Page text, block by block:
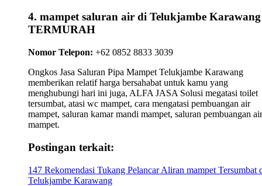
4. mampet saluran air di Telukjambe Karawang
TERMURAH
Nomor Telepon: +62 0852 8833 3039
Ongkos Jasa Saluran Pipa Mampet Telukjambe Karawang
memberikan relatif harga bersahabat untuk kamu yang
menghubungi hari ini juga, ALFA JASA Solusi megatasi toilet
tersumbat, atasi wc mampet, cara mengatasi pembuangan air
mampet, saluran kamar mandi mampet, saluran pembuangan air
mampet.
Postingan terkait:
147 Rekomendasi Tukang Pelancar Aliran mampet Tersumbat
Telukjambe Karawang